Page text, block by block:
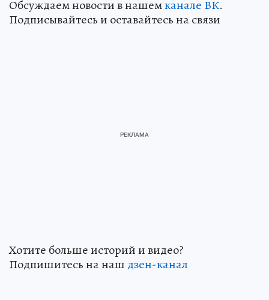
Обсуждаем новости в нашемканале ВК.
Подписывайтесь и оставайтесь на связи
Хотите больше историй и видео?
Подпишитесь на наш дзен-канал